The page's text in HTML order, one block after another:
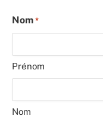
Nom *
Prénom
Nom